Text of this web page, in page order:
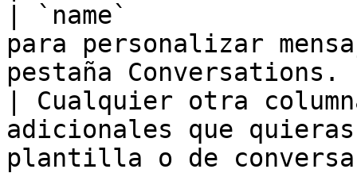
| `name`                 |
para personalizar
pestaña
| Cualquier otra
adicionales que
plantilla o de